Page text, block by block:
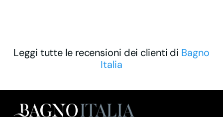
Leggi tutte le recensioni dei clienti di Bagno
Italia